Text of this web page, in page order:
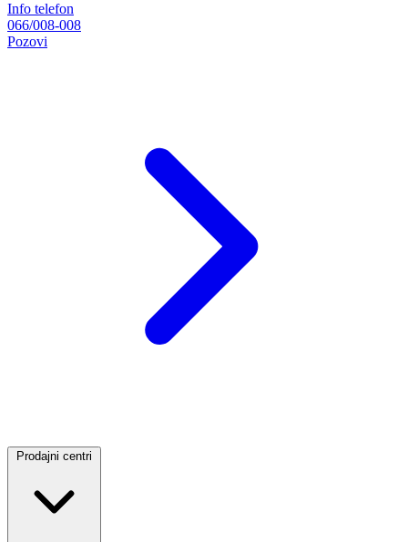
Info telefon
066/008-008
Pozovi
Prodajni centri